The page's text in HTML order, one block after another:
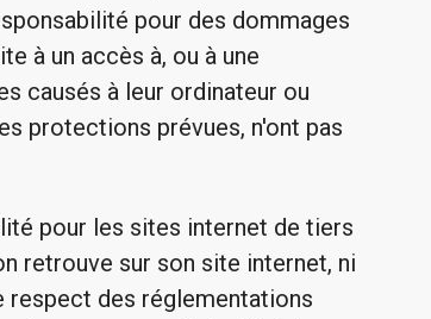
pour des dommages
à un accès à, ou à une
causés à leur ordinateur ou
protections prévues, n'ont pas
pour les sites internet de tiers
retrouve sur son site internet, ni
des réglementations